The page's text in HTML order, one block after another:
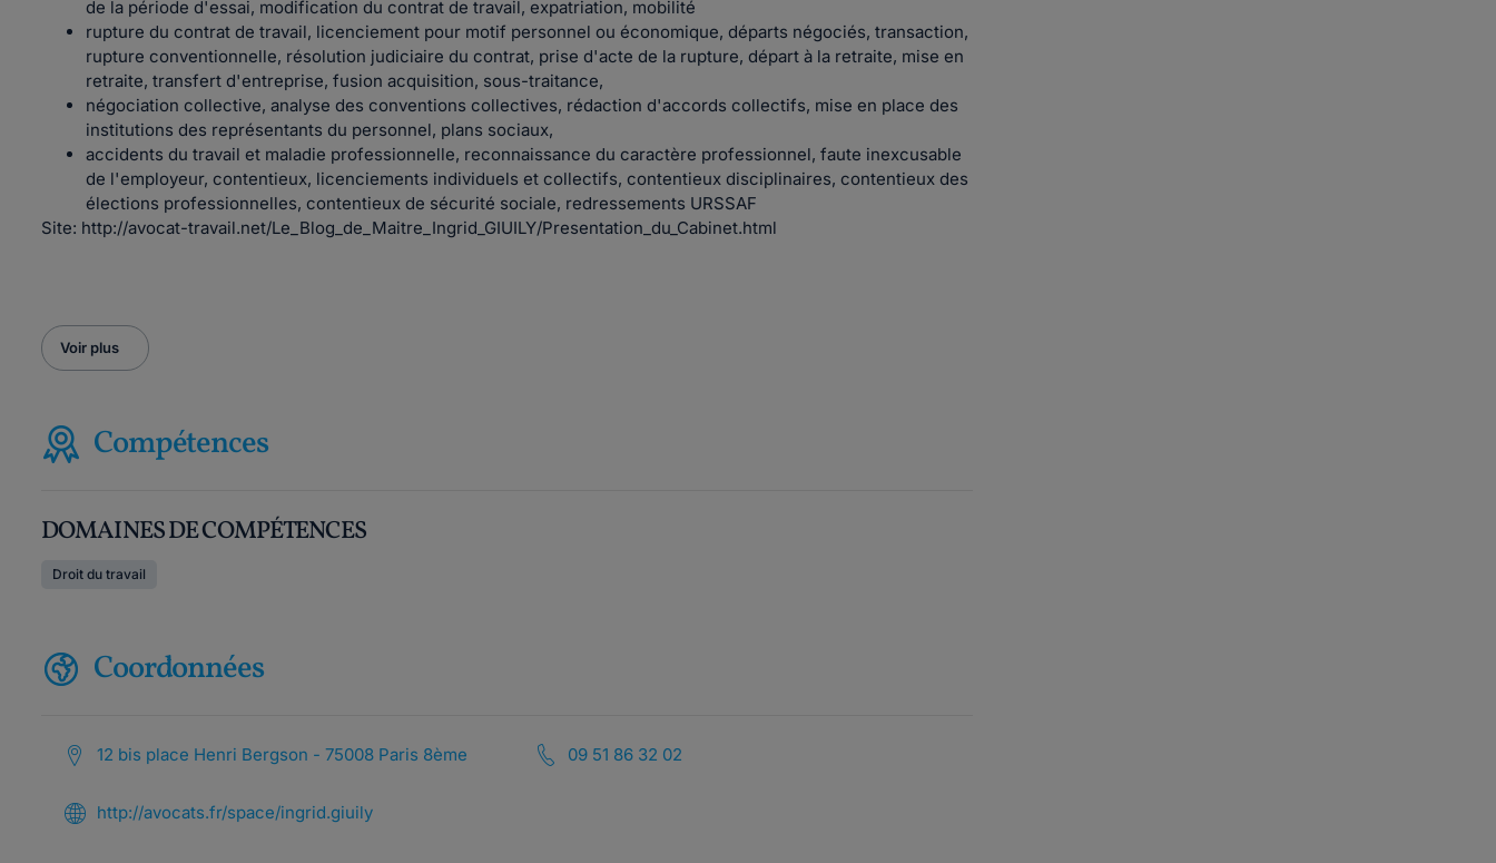
de la période d'essai, modification du contrat de travail, expatriation, mobilité
rupture du contrat de travail, licenciement pour motif personnel ou économique, départs négociés, transaction,
rupture conventionnelle, résolution judiciaire du contrat, prise d'acte de la rupture, départ à la retraite, mise en
retraite, transfert d'entreprise, fusion acquisition, sous-traitance,
négociation collective, analyse des conventions collectives, rédaction d'accords collectifs, mise en place des
institutions des représentants du personnel, plans sociaux,
accidents du travail et maladie professionnelle, reconnaissance du caractère professionnel, faute inexcusable
de l'employeur, contentieux, licenciements individuels et collectifs, contentieux disciplinaires, contentieux des
élections professionnelles, contentieux de sécurité sociale, redressements URSSAF
Site: http://avocat-travail.net/Le_Blog_de_Maitre_Ingrid_GIUILY/Presentation_du_Cabinet.html
Voir plus
Compétences
DOMAINES DE COMPÉTENCES
Droit du travail
Coordonnées
12 bis place Henri Bergson - 75008 Paris 8ème 09 51 86 32 02
http://avocats.fr/space/ingrid.giuily